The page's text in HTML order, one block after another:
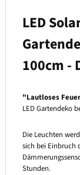
LED
100cm -
"Lautloses
LED Gartendeko
Die Leuchten
sich bei Einbruch
Stunden.